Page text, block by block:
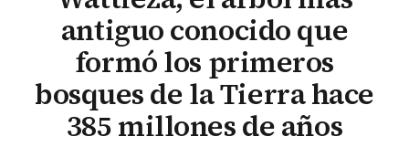
antiguo conocido que
formó los primeros
bosques de la Tierra hace
385 millones de años